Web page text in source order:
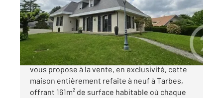
Maison à vendre
474 000 €
Votre agence Century 21 GM Immobilier Tarbes
vous propose à la vente, en exclusivité, cette
maison entièrement refaite à neuf à Tarbes,
offrant 161m² de surface habitable où chaque